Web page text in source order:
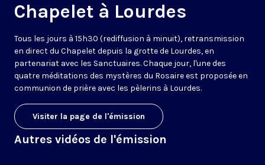
Chapelet à Lourdes
Tous les jours à 15h30 (rediffusion à minuit), retransmission
en direct du Chapelet depuis la grotte de Lourdes, en
partenariat avec les Sanctuaires. Chaque jour, l'une des
quatre méditations des mystères du Rosaire est proposée en
communion de prière avec les pèlerins à Lourdes.
Visiter la page de l'émission
Autres vidéos de l'émission